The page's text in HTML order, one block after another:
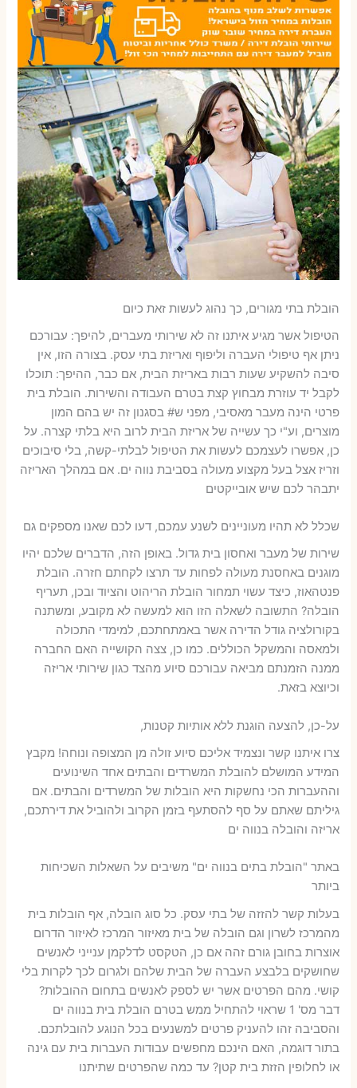
הובלת בתי מגורים, כך נהוג לעשות זאת כיום
הטיפול אשר מגיע איתנו זה לא שירותי מעברים, להיפך: עבורכם
ניתן אף טיפולי העברה וליפוף ואריזת בתי עסק. בצורה הזו, אין
סיבה להשקיע שעות רבות באריזת הבית, אם כבר, ההיפך: תוכלו
לקבל יד עוזרת מבחוץ קצת בטרם העבודה והשירות. הובלת בית
פרטי הינה מעבר מאסיבי, מפני ש# בסגנון זה יש בהם המון
מוצרים, וע"י כך עשייה של אריזת הבית לרוב היא בלתי קצרה. על
כן, אפשרו לעצמכם לעשות את הטיפול לבלתי-קשה, בלי סיבוכים
וזריז אצל בעל מקצוע מעולה בסביבת נווה ים. אם במהלך האריזה
יתבהר לכם שיש אובייקטים
שכלל לא תהיו מעוניינים לשנע עמכם, דעו לכם שאנו מספקים גם
שירות של מעבר ואחסון בית גדול. באופן הזה, הדברים שלכם יהיו
מוגנים באחסנת מעולה לפחות עד תרצו לקחתם חזרה. הובלת
פנטהאוז, כיצד עשוי תמחור הובלת הריהוט והציוד ובכן, תעריף
הובלה? התשובה לשאלה הזו הוא למעשה לא מקובע, ומשתנה
בקורולציה גודל הדירה אשר באמתחתכם, למימדי התכולה
ולמאסה והמשקל הכוללים. כמו כן, צצה הקושייה האם החברה
ממנה הזמנתם מביאה עבורכם סיוע מהצד כגון שירותי אריזה
וכיוצא בזאת.
על-כן, להצעה הוגנת ללא אותיות קטנות,
צרו איתנו קשר ונצמיד אליכם סיוע זולה מן המצופה ונוחה! מקבץ
המידע המושלם להובלת המשרדים והבתים אחד השינועים
וההעברות הכי נחשקות היא הובלות של המשרדים והבתים. אם
גיליתם שאתם על סף להסתעף בזמן הקרוב ולהוביל את דירתכם,
אריזה והובלה בנווה ים
באתר "הובלת בתים בנווה ים" משיבים על השאלות השכיחות
ביותר
בעלות קשר להזזה של בתי עסק. כל סוג הובלה, אף הובלות בית
מהמרכז לשרון וגם הובלה של בית מאיזור המרכז לאיזור הדרום
אוצרות בחובן גורם זהה אם כן, הטקסט לדלקמן ענייני לאנשים
שחושקים בלבצע העברה של הבית שלהם ולגרום לכך לקרות בלי
קושי. מהם הפרטים אשר יש לספק לאנשים בתחום ההובלות?
דבר מס' 1 שראוי להתחיל ממש בטרם הובלת בית בנווה ים
והסביבה זהו להעניק פרטים למשנעים בכל הנוגע להובלתכם.
בתור דוגמה, האם הינכם מחפשים עבודות העברות בית עם גינה
או לחלופין הזזת בית קטן? עד כמה שהפרטים שתיתנו